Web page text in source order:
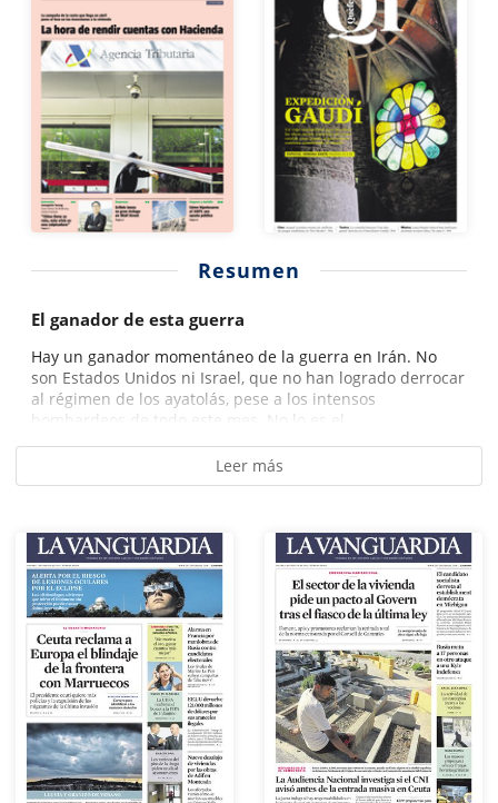
Resumen
El ganador de esta guerra
Hay un ganador momentáneo de la guerra en Irán. No
son Estados Unidos ni Israel, que no han logrado derrocar
al régimen de los ayatolás, pese a los intensos
bombardeos de todo este mes. No lo es el...
Leer más